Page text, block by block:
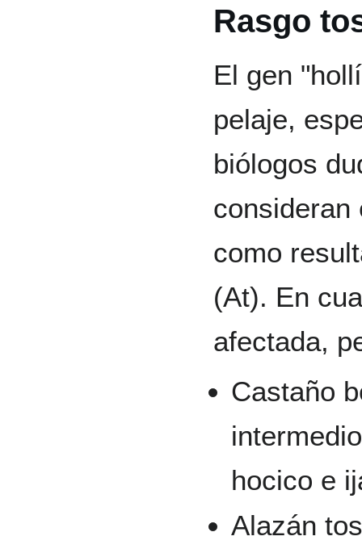
Rasgo
El gen
pelaje,
biólogos
consideran
como
(At). En
afectada,
Castaño
hocico e
Alazán